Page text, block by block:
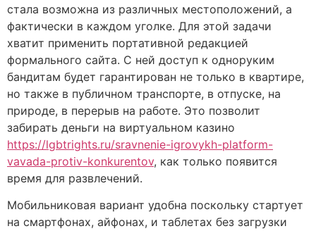
стала возможна из различных местоположений, а
фактически в каждом уголке. Для этой задачи
хватит применить портативной редакцией
формального сайта. С ней доступ к одноруким
бандитам будет гарантирован не только в квартире,
но также в публичном транспорте, в отпуске, на
природе, в перерыв на работе. Это позволит
забирать деньги на виртуальном казино
https://lgbtrights.ru/sravnenie-igrovykh-platform-
vavada-protiv-konkurentov, как только появится
время для развлечений.
Мобильниковая вариант удобна поскольку стартует
на смартфонах, айфонах, и таблетах без загрузки